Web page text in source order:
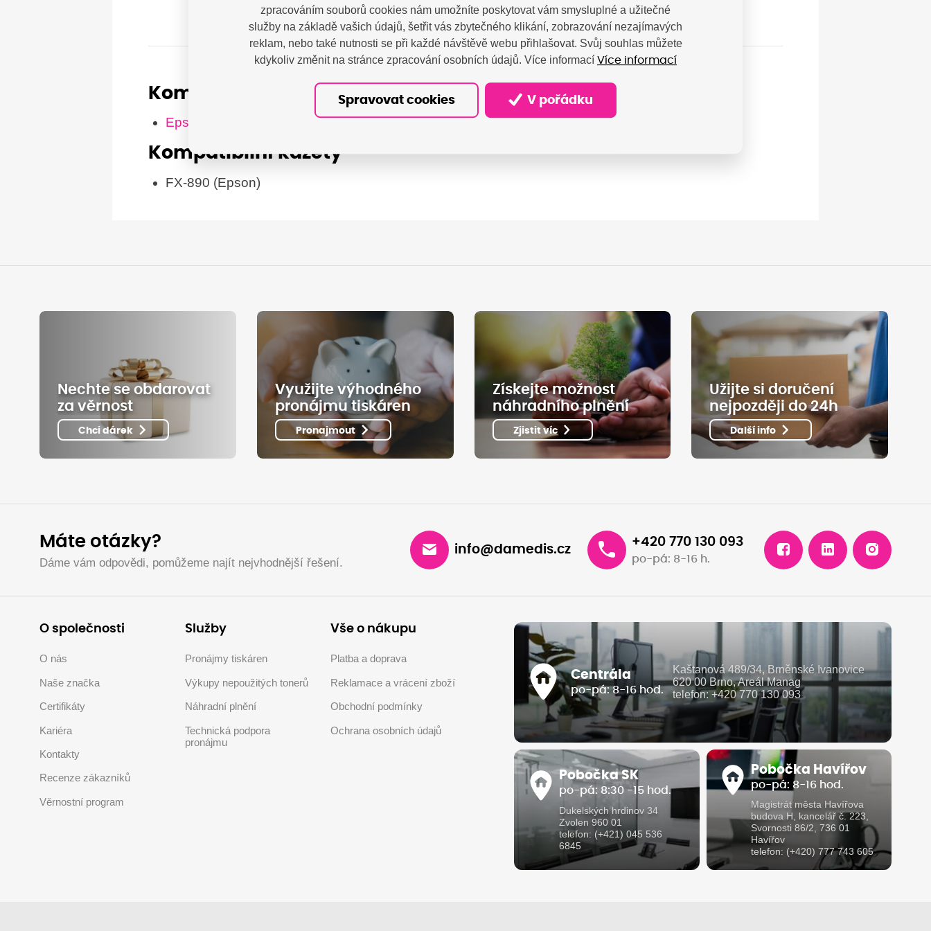
Kompatibilní tiskárny
Epson FX-890
Kompatibilní kazety
FX-890 (Epson)
Nechte se obdarovat
za věrnost
Chci dárek
Využijte výhodného
pronájmu tiskáren
Pronajmout
Získejte možnost
náhradního plnění
Zjistit víc
Užijte si doručení
nejpozději do 24h
Další info
Máte otázky?
Dáme vám odpovědi, pomůžeme najít nejvhodnější řešení.
info@damedis.cz
+420 770 130 093
po-pá: 8-16 h.
O společnosti
O nás
Naše značka
Certifikáty
Kariéra
Kontakty
Recenze zákazníků
Věrnostní program
Služby
Pronájmy tiskáren
Výkupy nepoužitých tonerů
Náhradní plnění
Technická podpora
pronájmu
Vše o nákupu
Platba a doprava
Reklamace a vrácení zboží
Obchodní podmínky
Ochrana osobních údajů
Centrála
po-pá: 8-16 hod.
Kaštanová 489/34, Brněnské Ivanovice
620 00 Brno, Areál Manag
telefon: +420 770 130 093
Pobočka SK
po-pá: 8:30 -15 hod.
Dukelských hrdinov 34
Zvolen 960 01
telefon: (+421) 045 536
6845
Pobočka Havířov
po-pá: 8-16 hod.
Magistrát města Havířova
budova H, kancelář č. 223,
Svornosti 86/2, 736 01
Havířov
telefon: (+420) 777 743 605
zpracováním souborů cookies nám umožníte poskytovat vám smysluplné a užitečné
služby na základě vašich údajů, šetřit vás zbytečného klikání, zobrazování nezajímavých
reklam, nebo také nutnosti se při každé návštěvě webu přihlašovat. Svůj souhlas můžete
kdykoliv změnit na stránce zpracování osobních údajů. Více informací Více informací
Spravovat cookies V pořádku